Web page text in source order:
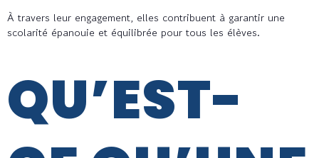
À travers leur engagement, elles contribuent à garantir une
scolarité épanouie et équilibrée pour tous les élèves.
QU’EST-